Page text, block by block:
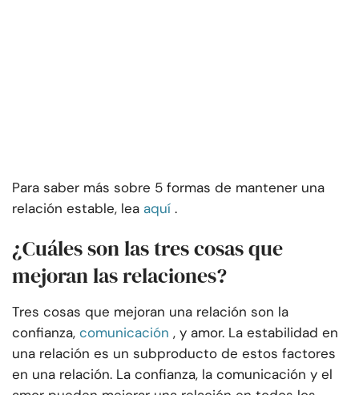
Para saber más sobre 5 formas de mantener una
relación estable, lea aquí .
¿Cuáles son las tres cosas que
mejoran las relaciones?
Tres cosas que mejoran una relación son la
confianza, comunicación , y amor. La estabilidad en
una relación es un subproducto de estos factores
en una relación. La confianza, la comunicación y el